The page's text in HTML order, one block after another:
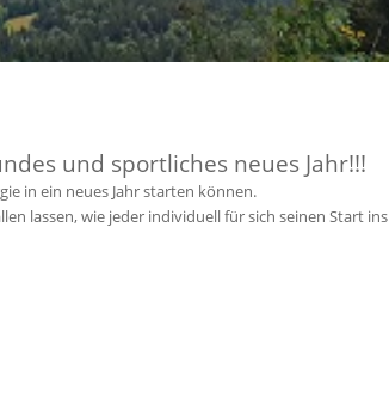
und sportliches neues Jahr!!!
in ein neues Jahr starten können.
lassen, wie jeder individuell für sich seinen Start ins